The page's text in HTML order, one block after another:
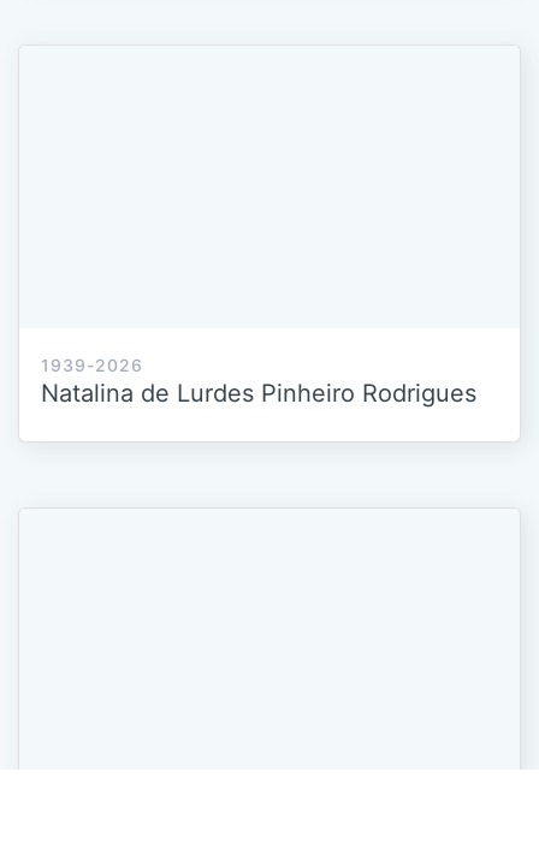
1939-2026
Natalina de Lurdes Pinheiro Rodrigues